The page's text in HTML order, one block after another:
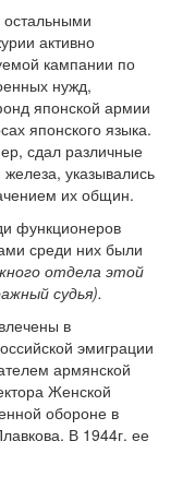
активно
кампании по
нужд,
японской армии
японского языка.
сдал различные
указывались
их общин.
функционеров
среди них были
отдела этой
судья).
в
эмиграции
армянской
Женской
обороне в
В 1944г. ее